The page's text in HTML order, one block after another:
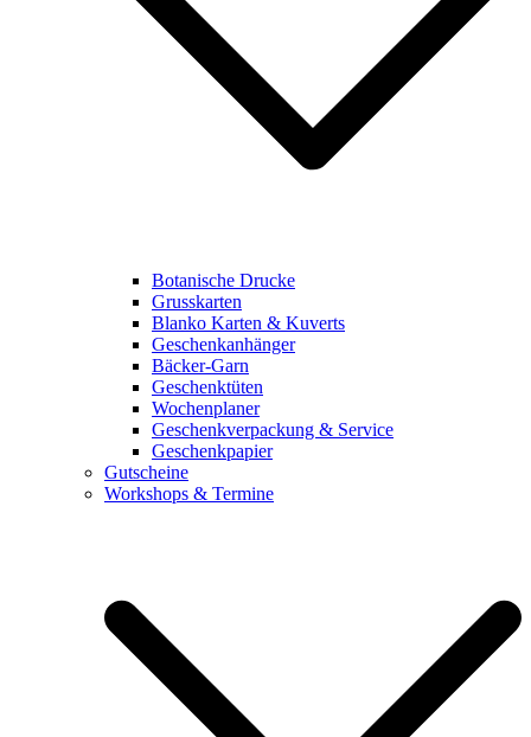
Botanische Drucke
Grusskarten
Blanko Karten & Kuverts
Geschenkanhänger
Bäcker-Garn
Geschenktüten
Wochenplaner
Geschenkverpackung & Service
Geschenkpapier
Gutscheine
Workshops & Termine